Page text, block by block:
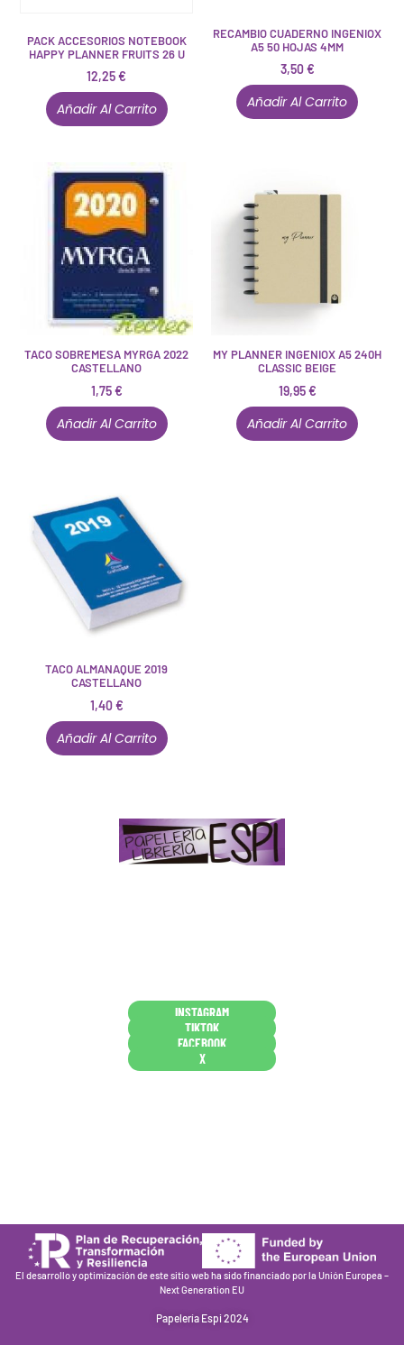
PACK ACCESORIOS NOTEBOOK
HAPPY PLANNER FRUITS 26 U
12,25€
Añadir Al Carrito
RECAMBIO CUADERNO INGENIOX
A5 50 HOJAS 4MM
3,50€
Añadir Al Carrito
TACO SOBREMESA MYRGA 2022
CASTELLANO
1,75€
Añadir Al Carrito
MY PLANNER INGENIOX A5 240H
CLASSIC BEIGE
19,95€
Añadir Al Carrito
TACO ALMANAQUE 2019
CASTELLANO
1,40€
Añadir Al Carrito
INSTAGRAM
TIKTOK
FACEBOOK
X
El desarrollo y optimización de este sitio web ha sido financiado por la Unión Europea –
Next Generation EU
Papelería Espi 2024